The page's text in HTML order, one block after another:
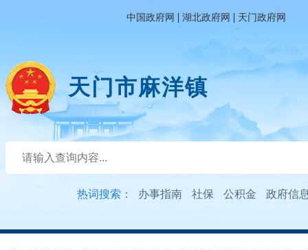
中国政府网 | 湖北政府网 | 天门政府网
天门市麻洋镇
热词搜索： 办事指南 社保 公积金 政府信